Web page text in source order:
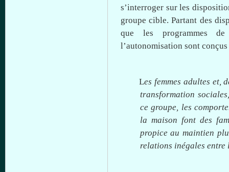
s’interroger surles
groupe cible.Partant des
que les programmes de
l’autonomisation sont conçus
Les femmes adultes et,
transformation sociales
ce groupe, les
la maison font des
propice aumaintien
relations inégales entre